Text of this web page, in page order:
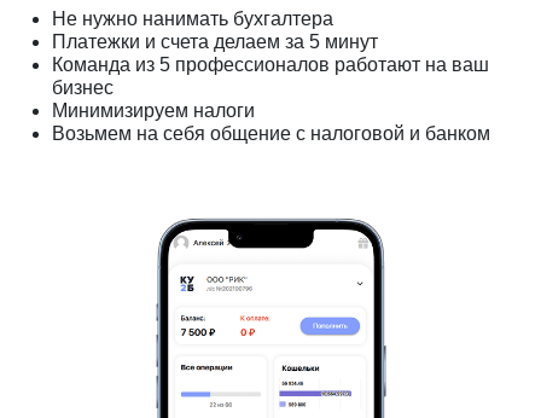
Не нужно нанимать бухгалтера
Платежки и счета делаем за 5 минут
Команда из 5 профессионалов работают на ваш
бизнес
Минимизируем налоги
Возьмем на себя общение с налоговой и банком